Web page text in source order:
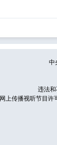
中
违法
网上传播视听节目许